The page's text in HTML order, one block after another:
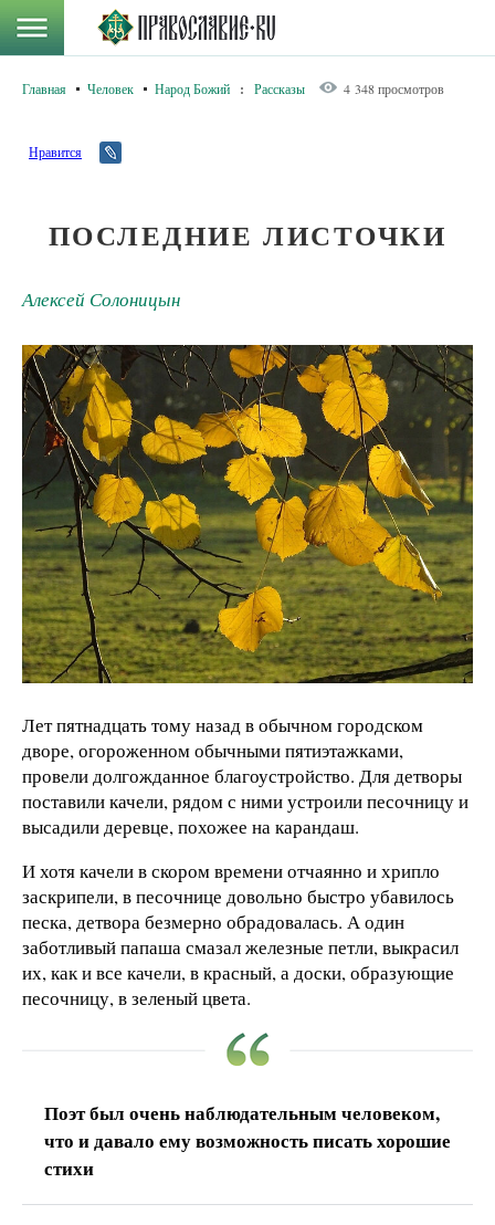
Главная Человек Народ Божий : Рассказы 4 348 просмотров
Нравится
ПОСЛЕДНИЕ ЛИСТОЧКИ
Алексей Солоницын
Лет пятнадцать тому назад в обычном городском
дворе, огороженном обычными пятиэтажками,
провели долгожданное благоустройство. Для детворы
поставили качели, рядом с ними устроили песочницу и
высадили деревце, похожее на карандаш.
И хотя качели в скором времени отчаянно и хрипло
заскрипели, в песочнице довольно быстро убавилось
песка, детвора безмерно обрадовалась. А один
заботливый папаша смазал железные петли, выкрасил
их, как и все качели, в красный, а доски, образующие
песочницу, в зеленый цвета.
Поэт был очень наблюдательным человеком,
что и давало ему возможность писать хорошие
стихи